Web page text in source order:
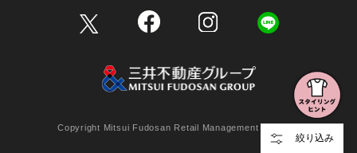
絞り込み
Copyright Mitsui Fudosan Retail Management Co., Ltd.